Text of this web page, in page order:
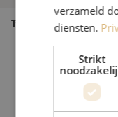
Type product
verzameld
diensten.
Strikt